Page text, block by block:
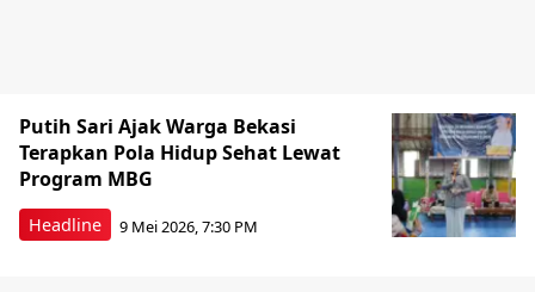
Headline
Putih Sari Ajak Warga Bekasi
Terapkan Pola Hidup Sehat Lewat
Program MBG
9 Mei 2026, 7:30 PM